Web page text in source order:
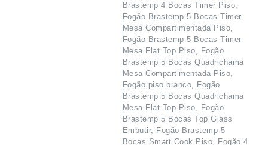
Brastemp 4 Bocas Timer Piso,
Fogão Brastemp 5 Bocas Timer
Mesa Compartimentada Piso,
Fogão Brastemp 5 Bocas Timer
Mesa Flat Top Piso, Fogão
Brastemp 5 Bocas Quadrichama
Mesa Compartimentada Piso,
Fogão piso branco, Fogão
Brastemp 5 Bocas Quadrichama
Mesa Flat Top Piso, Fogão
Brastemp 5 Bocas Top Glass
Embutir, Fogão Brastemp 5
Bocas Smart Cook Piso, Fogão 4